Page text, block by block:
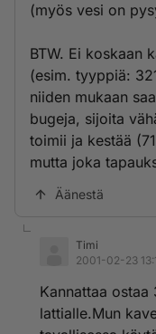
(myös vesi on
BTW. Ei koskaan
(esim. tyyppiä:
niiden mukaan
bugeja, sijoita
toimii ja kestää
mutta joka
Äänestä
Timi
2001-02-23
Kannattaa ostaa
lattialle.Mun